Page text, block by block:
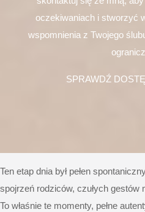
oczekiwaniach i stworzyć
wspomnienia z Twojego
SPRAWDŹ
Ten etap dnia był pełen
spojrzeń rodziców, czułych gestów
To właśnie te momenty, pełne